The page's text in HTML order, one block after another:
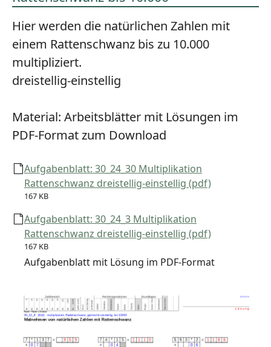
Hier werden die natürlichen Zahlen mit
einem Rattenschwanz bis zu 10.000
multipliziert.
dreistellig-einstellig
Material: Arbeitsblätter mit Lösungen im
PDF-Format zum Download
Aufgabenblatt: 30_24_30 Multiplikation
Rattenschwanz dreistellig-einstellig (pdf)
167 KB
Aufgabenblatt: 30_24_3 Multiplikation
Rattenschwanz dreistellig-einstellig (pdf)
167 KB
Aufgabenblatt mit Lösung im PDF-Format